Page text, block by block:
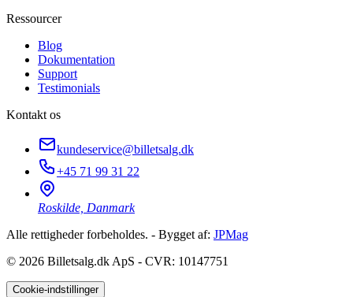
Ressourcer
Blog
Dokumentation
Support
Testimonials
Kontakt os
kundeservice@billetsalg.dk
+45 71 99 31 22
Roskilde, Danmark
Alle rettigheder forbeholdes. - Bygget af: JPMag
© 2026 Billetsalg.dk ApS - CVR: 10147751
Cookie-indstillinger